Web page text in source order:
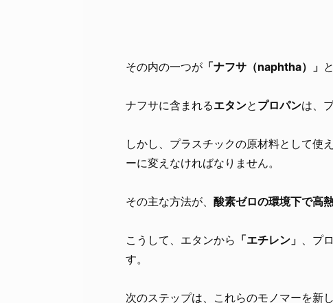
その内の一つが 「ナフサ（naphtha）」
ナフサに含まれるエタンと プロパンは、
しかし、プラスチックの原材料として使
ーに変えなければなりません。
その主な方法が、 酸素ゼロの環境下で高
こうして、エタンから 「エチレン」 、プ
す。
次のステップは、これらのモノマーを新